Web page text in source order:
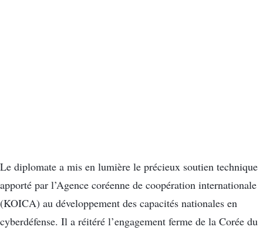
Le diplomate a mis en lumière le précieux soutien technique
apporté par l’Agence coréenne de coopération internationale
(KOICA) au développement des capacités nationales en
cyberdéfense. Il a réitéré l’engagement ferme de la Corée du